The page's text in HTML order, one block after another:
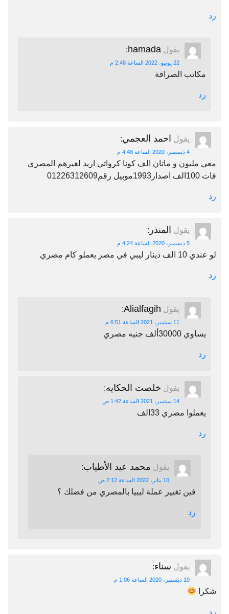
رد
يقول hamada
:
22 يونيو، 2022 الساعة 2:48 م
مكاتب الصرافة
رد
يقول احمد العجمي:
4 ديسمبر، 2020 الساعة 4:48 م
معي مليون و ماتان الف كونا كرواتي اريد لغيرهم المصري
فات 100الف اصدار1993موبيل رقم01226312609
رد
يقول المنذر :
5 ديسمبر، 2020 الساعة 4:24 م
لو عندي 10 الف دينار ليبي في مصر يعملو كام مصري
رد
يقول Alialfagih
:
11 سبتمبر، 2021 الساعة 6:51 م
يساوي 30000ألف جنيه مصري
رد
يقول خلصت الحكايه:
14 سبتمبر، 2021 الساعة 1:42 ص
يعملوا مصري 33الف
رد
يقول محمد عيد الأطياب:
10 يناير، 2022 الساعة 2:12 ص
فين تغيير عملة ليبيا بالمصري من فضلك ؟
رد
يقول سناء:
10 ديسمبر، 2020 الساعة 1:06 م
شكرا
رد